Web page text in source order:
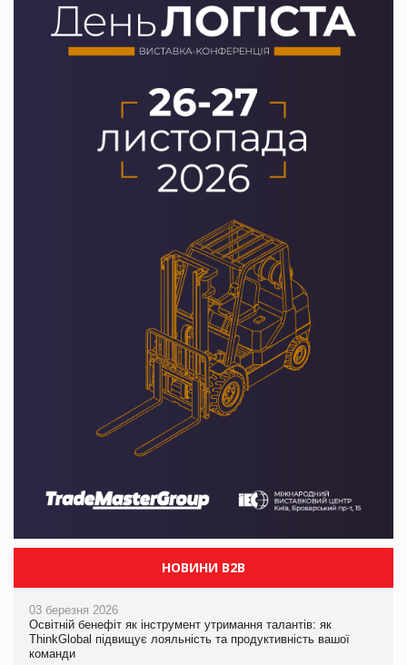
НОВИНИ B2B
03 березня 2026
Освітній бенефіт як інструмент утримання талантів: як
ThinkGlobal підвищує лояльність та продуктивність вашої
команди